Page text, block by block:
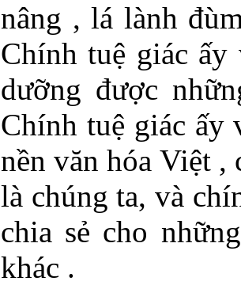
nâng , lá lành
Chính tuệ giác
dưỡng được
Chính tuệ giác ấy
nền văn hóa Việt
là chúng ta, và
chia sẻ cho
khác .